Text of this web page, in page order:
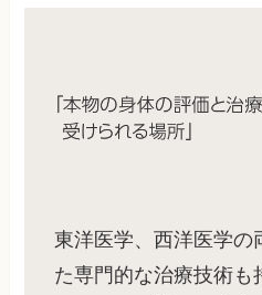
東洋医学、西洋医学の
た専門的な治療技術も